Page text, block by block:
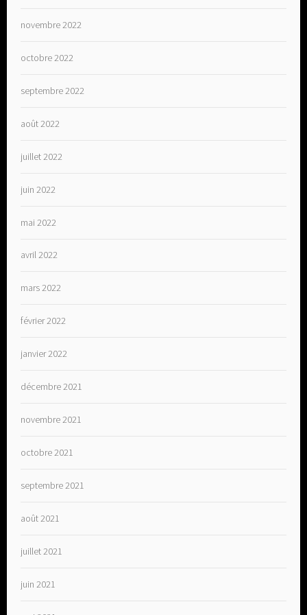
novembre 2022
octobre 2022
septembre 2022
août 2022
juillet 2022
juin 2022
mai 2022
avril 2022
mars 2022
février 2022
janvier 2022
décembre 2021
novembre 2021
octobre 2021
septembre 2021
août 2021
juillet 2021
juin 2021